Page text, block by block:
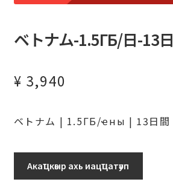
ベトナム-1.5ГБ/日-13日
¥ 3,940
ベトナム | 1.5ГБ/ҽны | 13日間
Акаҵкәыр ахь иацҵатәуп